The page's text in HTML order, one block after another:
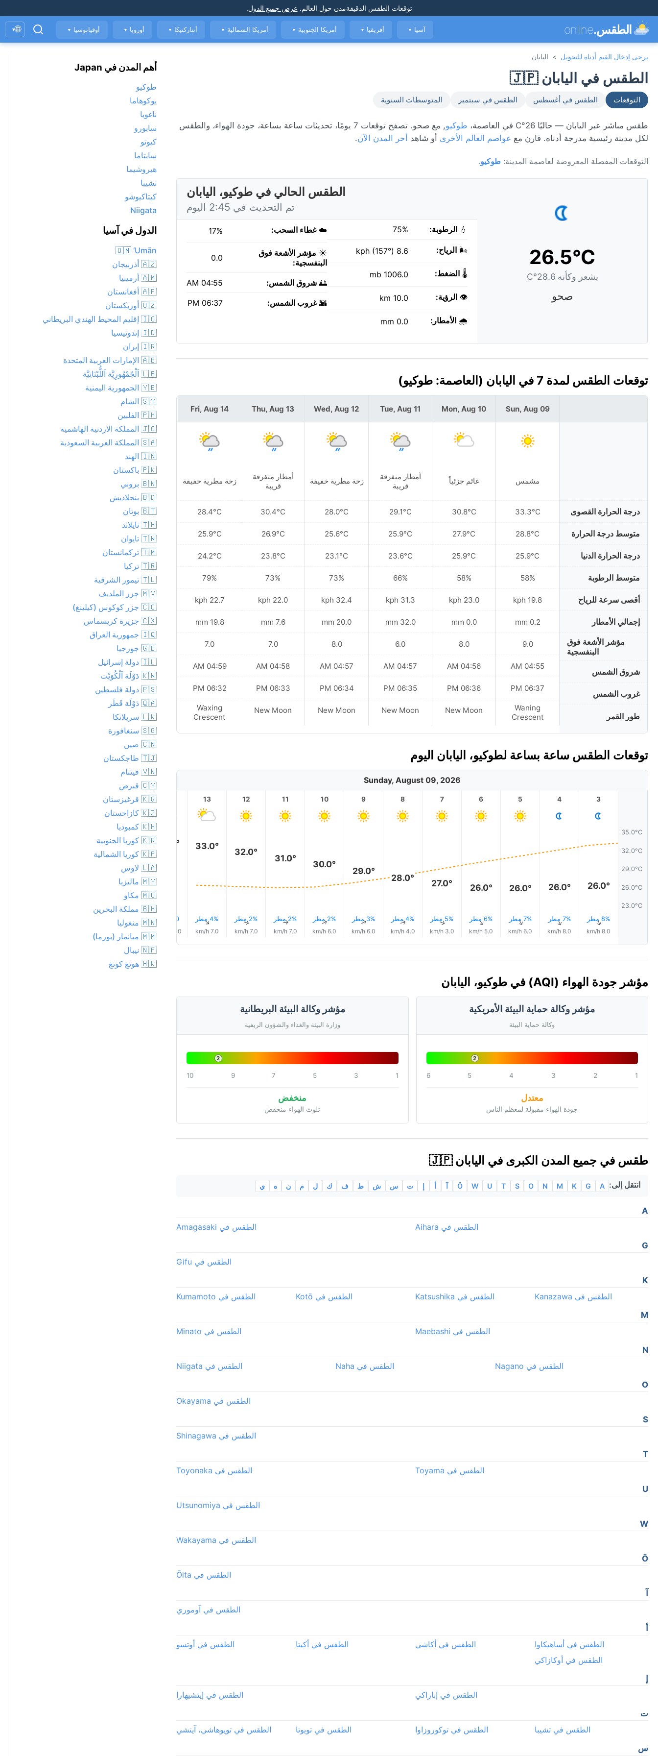
توقعات الطقس الدقيقةمدن حول العالم. عرض جميع الدول.
الطقس.online آسيا ▼ أفريقيا ▼ أمريكا الجنوبية ▼ أمريكا الشمالية ▼ أنتاركتيكا ▼ أوروبا ▼ أوقيانوسيا ▼
🌐
▾
يرجى إدخال القيم أدناه للتحويل > اليابان
الطقس في اليابان 🇯🇵
التوقعات الطقس في أغسطس الطقس في سبتمبر المتوسطات السنوية
طقس مباشر عبر اليابان — حاليًا 26°C في العاصمة، طوكيو
, مع صحو. تصفح توقعات 7 يومًا، تحديثات ساعة بساعة، جودة الهواء، والطقس
لكل مدينة رئيسية مدرجة أدناه. قارن مع عواصم العالم الأخرى أو شاهد أحر المدن الآن.
التوقعات المفصلة المعروضة لعاصمة المدينة: طوكيو.
26.5°C
يشعر وكأنه 28.6°C
صحو
الطقس الحالي في طوكيو، اليابان
تم التحديث في 2:45 اليوم
💧 الرطوبة: 75%
🌬️ الرياح: 8.6 kph (157°)
🌡️ الضغط: 1006.0 mb
👁️ الرؤية: 10.0 km
🌧️ الأمطار: 0.0 mm
☁️غطاء السحب: 17%
☀️ مؤشر الأشعة فوق
البنفسجية:
0.0
🌅 شروق الشمس: 04:55 AM
🌇غروب الشمس: 06:37 PM
توقعات الطقس لمدة 7 في اليابان (العاصمة: طوكيو)
درجة الحرارة القصوى
متوسط درجة الحرارة
درجة الحرارة الدنيا
متوسط الرطوبة
أقصى سرعة للرياح
إجمالي الأمطار
مؤشر الأشعة فوق
البنفسجية
شروق الشمس
غروب الشمس
طور القمر
Sun, Aug 09
مشمس
33.3°C
28.8°C
25.9°C
58%
19.8 kph
0.2 mm
9.0
04:55 AM
06:37 PM
Waning
Crescent
Mon, Aug 10
غائم جزئياً
30.8°C
27.9°C
25.9°C
58%
23.0 kph
0.0 mm
8.0
04:56 AM
06:36 PM
New Moon
Tue, Aug 11
أمطار متفرقة
قريبة
29.1°C
25.9°C
23.6°C
66%
31.3 kph
32.0 mm
6.0
04:57 AM
06:35 PM
New Moon
Wed, Aug 12
زخة مطرية خفيفة
28.0°C
25.6°C
23.1°C
73%
32.4 kph
20.0 mm
8.0
04:57 AM
06:34 PM
New Moon
Thu, Aug 13
أمطار متفرقة
قريبة
30.4°C
26.9°C
23.8°C
73%
22.0 kph
7.6 mm
7.0
04:58 AM
06:33 PM
New Moon
Fri, Aug 14
زخة مطرية خفيفة
28.4°C
25.9°C
24.2°C
79%
22.7 kph
19.8 mm
7.0
04:59 AM
06:32 PM
Waxing
Crescent
توقعات الطقس ساعة بساعة لطوكيو، اليابان اليوم
Sunday, August 09, 2026
35.0°C
32.0°C
29.0°C
26.0°C
23.0°C
3
26.0°
8% مطر↑
8.0 km/h
4
26.0°
7% مطر↑
8.0 km/h
5
26.0°
7% مطر↑
6.0 km/h
6
26.0°
6% مطر↑
5.0 km/h
7
27.0°
5% مطر↑
3.0 km/h
8
28.0°
4% مطر↑
4.0 km/h
9
29.0°
3% مطر↑
6.0 km/h
10
30.0°
2% مطر↑
6.0 km/h
11
31.0°
2% مطر↑
7.0 km/h
12
32.0°
2% مطر↑
7.0 km/h
13
33.0°
4% مطر↑
7.0 km/h
33.0°
0.0 mm
10.0 km/h
15
33.0°
↑
15.0 km/h
32.0°
19.0 km/h
مؤشر جودة الهواء (AQI) في طوكيو، اليابان
مؤشر وكالة حماية البيئة الأمريكية
وكالة حماية البيئة
2
1
2
3
4
5
6
معتدل
جودة الهواء مقبولة لمعظم الناس
مؤشر وكالة البيئة البريطانية
وزارة البيئة والغذاء والشؤون الريفية
2
1
3
5
7
9
10
منخفض
تلوث الهواء منخفض
طقس في جميع المدن الكبرى في اليابان 🇯🇵
انتقل إلى: A
G
K
M
N
O
S
T
U
W
Ō آ أ إ ت س ش ط ف ك ل م ن ه ي
A
الطقس في Aihara
الطقس في Amagasaki
G
الطقس في Gifu
K
الطقس في Kanazawa
الطقس في Katsushika الطقس في Kotō
الطقس في Kumamoto
M
الطقس في Maebashi
الطقس في Minato
N
الطقس في Nagano
الطقس في Naha
الطقس في Niigata
O
الطقس في Okayama
S
الطقس في Shinagawa
T
الطقس في Toyama
الطقس في Toyonaka
U
الطقس في Utsunomiya
W
الطقس في Wakayama
Ō
الطقس في Ōita
الطقس في آوموري
الطقس في أساهيكاوا
الطقس في أكاشي الطقس في أكيتا
الطقس في أوتسو
الطقس في أوكازاكي
إ
الطقس في إباراكي
الطقس في إيتشيهارا
ت
الطقس في تشيبا
الطقس في توكوروزاوا الطقس في تويوتا
الطقس في تويوهاشي، آيتشي
س
أهم المدن في Japan
طوكيو
يوكوهاما
ناغويا
سابورو
كيوتو
سايتاما
هيروشيما
تشيبا
كيتاكيوشو
Niigata
الدول في آسيا
🇴🇲 ‘Umān
🇦🇿 أذربيجان
🇦🇲 أرمينيا
🇦🇫 أفغانستان
🇺🇿 أوزبكستان
🇮🇴 إقليم المحيط الهندي البريطاني
🇮🇩 إندونيسيا
🇮🇷 إيران
🇦🇪 الإمارات العربية المتحدة
🇱🇧 اَلْجُمْهُورِيَّة اَللُّبْنَانِيَّة
🇾🇪 الجمهورية اليمنية
🇸🇾 الشام
🇵🇭 الفلبين
🇯🇴 المملكة الاردنية الهاشمية
🇸🇦 المملكة العربية السعودية
🇮🇳 الهند
🇵🇰 باكستان
🇧🇳 بروني
🇧🇩 بنجلاديش
🇧🇹 بوتان
🇹🇭 تايلاند
🇹🇼 تايوان
🇹🇲 تركمانستان
🇹🇷 تركيا
🇹🇱 تيمور الشرقية
🇲🇻 جزر الملديف
🇨🇨 جزر كوكوس (كيلينغ)
🇨🇽 جزيرة كريسماس
🇮🇶 جمهورية العراق
🇬🇪 جورجيا
🇮🇱 دولة إسرائيل
🇰🇼 دَوْلَة اَلْكُوَيْت
🇵🇸 دولة فلسطين
🇶🇦 دَوْلَة قَطَر
🇱🇰 سريلانكا
🇸🇬 سنغافورة
🇨🇳 صين
🇹🇯 طاجكستان
🇻🇳 فيتنام
🇨🇾 قبرص
🇰🇬 قرغيزستان
🇰🇿 كازاخستان
🇰🇭 كمبوديا
🇰🇷 كوريا الجنوبية
🇰🇵 كوريا الشمالية
🇱🇦 لاوس
🇲🇾 ماليزيا
🇲🇴 مكاو
🇧🇭 مملكة البحرين
🇲🇳 منغوليا
🇲🇲 ميانمار (بورما)
🇳🇵 نيبال
🇭🇰 هونغ كونغ